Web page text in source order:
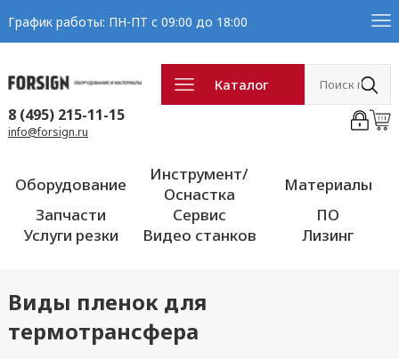
График работы: ПН-ПТ с 09:00 до 18:00
Каталог
8 (495) 215-11-15
info@forsign.ru
Оборудование
Инструмент/
Оснастка
Материалы
Запчасти
Сервис
ПО
Услуги резки
Видео станков Лизинг
Виды пленок для
термотрансфера